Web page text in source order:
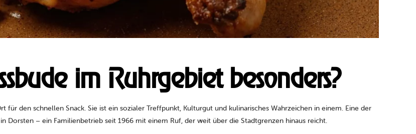
im Ruhrgebiet besonders?
für den schnellen Snack. Sie ist ein sozialer Treffpunkt, Kulturgut und kulinarisches Wahrzeichen in einem. Eine der
in Dorsten – ein Familienbetrieb seit 1966 mit einem Ruf, der weit über die Stadtgrenzen hinaus reicht.